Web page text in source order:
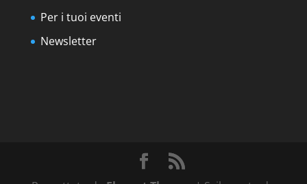
Per i tuoi eventi
Newsletter